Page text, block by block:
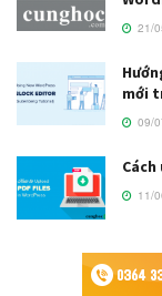
21/
mới
09/
11/